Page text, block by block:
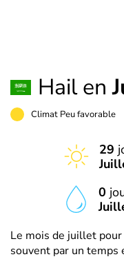
Hail en
Climat Peu favorable
29
0
Le mois de juillet
souvent par un temps